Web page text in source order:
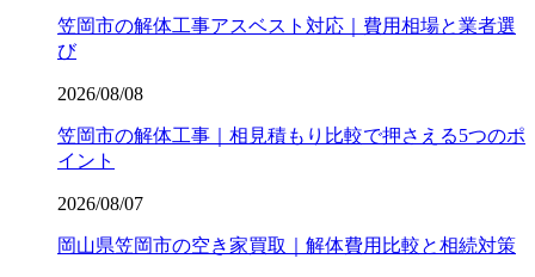
笠岡市の解体工事アスベスト対応｜費用相場と業者選
び
2026/08/08
笠岡市の解体工事｜相見積もり比較で押さえる5つのポ
イント
2026/08/07
岡山県笠岡市の空き家買取｜解体費用比較と相続対策